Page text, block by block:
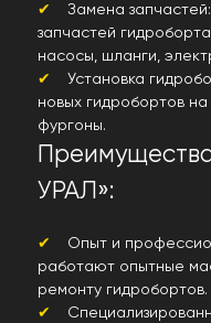
Замена
запчастей
насосы, шланги,
Установка
новых гидробортов
фургоны.
УРАЛ»:
Опыт и
работают опытные
ремонту гидробортов.